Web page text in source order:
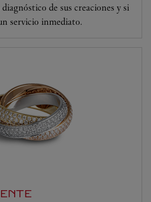
de sus creaciones y si
servicio inmediato.